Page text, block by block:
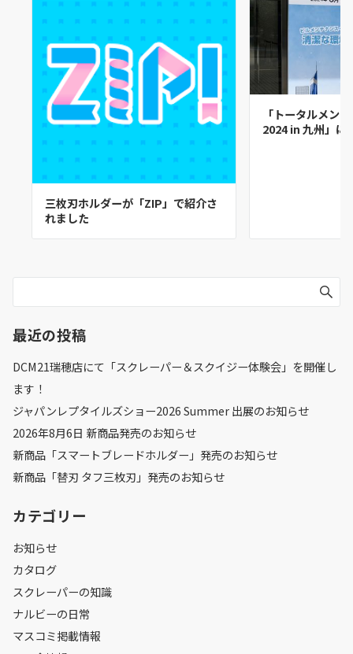
三枚刃ホルダーが「ZIP」で紹介さ
れました
「トータルメン
2024 in 九州」に
最近の投稿
DCM21瑞穂店にて「スクレーパー＆スクイジー体験会」を開催し
ます！
ジャパンレプタイルズショー2026 Summer 出展のお知らせ
2026年8月6日 新商品発売のお知らせ
新商品「スマートブレードホルダー」発売のお知らせ
新商品「替刃 タフ三枚刃」発売のお知らせ
カテゴリー
お知らせ
カタログ
スクレーパーの知識
ナルビーの日常
マスコミ掲載情報